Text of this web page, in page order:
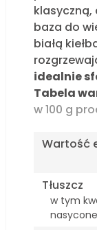
klasyczną,
baza do
białą
idealnie
Tabela
w 100 g
Wartość
Tłuszcz
w tym
nasycone